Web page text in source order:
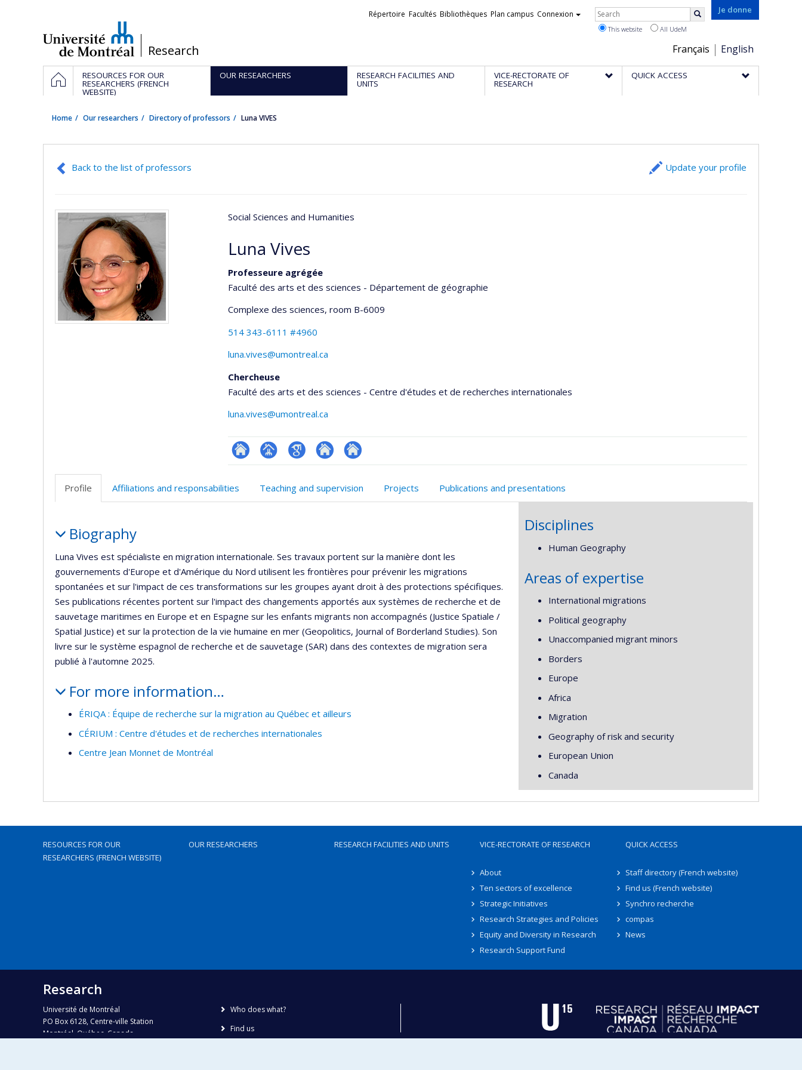
/Research
Je donne
Choix
de
la
Français English
Liens
Répertoire Facultés Bibliothèques Plan campus Connexion Rechercher
This website All UdeM
Navigation
principale
HOMERESOURCES FOR OUR
RESEARCHERS (FRENCH
WEBSITE)
OUR RESEARCHERS RESEARCH FACILITIES AND
UNITS
VICE-RECTORATE OF
RESEARCH
QUICK ACCESS
Home Our researchers Directory of professors Luna VIVES
Back to the list of professors Update your profile
Social Sciences and Humanities
Luna Vives
Professeure agrégée
Faculté des arts et des sciences - Département de géographie
Complexe des sciences, room B-6009
514 343-6111 #4960
luna.vives@umontreal.ca
Chercheuse
Faculté des arts et des sciences - Centre d'études et de recherches internationales
luna.vives@umontreal.ca
ResearchGate
Page
(faculté,département,école)
GoogleAutre
web
Autre
Profile Affiliations and responsabilities Teaching and supervision Projects Publications and presentations
Biography
Luna Vives est spécialiste en migration internationale. Ses travaux portent sur la manière dont les
gouvernements d'Europe et d'Amérique du Nord utilisent les frontières pour prévenir les migrations
spontanées et sur l'impact de ces transformations sur les groupes ayant droit à des protections spécifiques.
Ses publications récentes portent sur l'impact des changements apportés aux systèmes de recherche et de
sauvetage maritimes en Europe et en Espagne sur les enfants migrants non accompagnés (Justice Spatiale /
Spatial Justice) et sur la protection de la vie humaine en mer (Geopolitics, Journal of Borderland Studies). Son
livre sur le système espagnol de recherche et de sauvetage (SAR) dans des contextes de migration sera
publié à l'automne 2025.
For more information…
ÉRIQA : Équipe de recherche sur la migration au Québec et ailleurs
CÉRIUM : Centre d'études et de recherches internationales
Centre Jean Monnet de Montréal
Disciplines
Human Geography
Areas of expertise
International migrations
Political geography
Unaccompanied migrant minors
Borders
Europe
Africa
Migration
Geography of risk and security
European Union
Canada
RESOURCES FOR OUR
RESEARCHERS (FRENCH WEBSITE)
OUR RESEARCHERS RESEARCH FACILITIES AND UNITS VICE-RECTORATE OF RESEARCH
About
Ten sectors of excellence
Strategic Initiatives
Research Strategies and Policies
Equity and Diversity in Research
Research Support Fund
QUICK ACCESS
Staff directory (French website)
Find us (French website)
Synchro recherche
compas
News
Research
Université de Montréal
PO Box 6128, Centre-ville Station
Montréal, Québec, Canada
Who does what?
Find us